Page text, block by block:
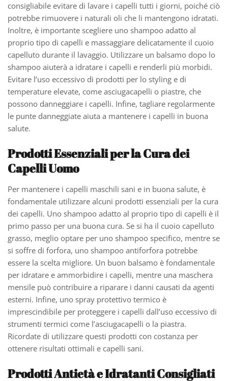
consigliabile evitare di lavare i capelli tutti i giorni, poiché ciò
potrebbe rimuovere i naturali oli che li mantengono idratati.
Inoltre, è importante scegliere uno shampoo adatto al
proprio tipo di capelli e massaggiare delicatamente il cuoio
capelluto durante il lavaggio. Utilizzare un balsamo dopo lo
shampoo aiuterà a idratare i capelli e renderli più morbidi.
Evitare l’uso eccessivo di prodotti per lo styling e di
temperature elevate, come asciugacapelli o piastre, che
possono danneggiare i capelli. Infine, tagliare regolarmente
le punte danneggiate aiuta a mantenere i capelli in buona
salute.
Prodotti Essenziali per la Cura dei
Capelli Uomo
Per mantenere i capelli maschili sani e in buona salute, è
fondamentale utilizzare alcuni prodotti essenziali per la cura
dei capelli. Uno shampoo adatto al proprio tipo di capelli è il
primo passo per una buona cura. Se si ha il cuoio capelluto
grasso, meglio optare per uno shampoo specifico, mentre se
si soffre di forfora, uno shampoo antiforfora potrebbe
essere la scelta migliore. Un buon balsamo è fondamentale
per idratare e ammorbidire i capelli, mentre una maschera
mensile può contribuire a riparare i danni causati da agenti
esterni. Infine, uno spray protettivo termico è
imprescindibile per proteggere i capelli dall’uso eccessivo di
strumenti termici come l’asciugacapelli o la piastra.
Ricordate di utilizzare questi prodotti con costanza per
ottenere risultati ottimali e capelli sani.
Prodotti Antietà e Idratanti Consigliati